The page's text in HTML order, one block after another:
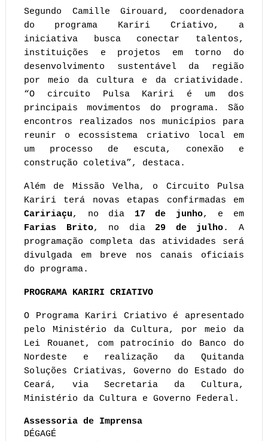
Segundo Camille Girouard, coordenadora
do programa Kariri Criativo, a
iniciativa busca conectar talentos,
instituições e projetos em torno do
desenvolvimento sustentável da região
por meio da cultura e da criatividade.
“O circuito Pulsa Kariri é um dos
principais movimentos do programa. São
encontros realizados nos municípios para
reunir o ecossistema criativo local em
um processo de escuta, conexão e
construção coletiva”, destaca.
Além de Missão Velha, o Circuito Pulsa
Kariri terá novas etapas confirmadas em
Caririaçu, no dia 17 de junho
Farias Brito, no dia 29 de julho. A
programação completa das atividades será
divulgada em breve nos canais oficiais
do programa.
PROGRAMA KARIRI CRIATIVO
O Programa Kariri Criativo é apresentado
pelo Ministério da Cultura, por meio da
Lei Rouanet, com patrocínio do Banco do
Nordeste e realização da Quitanda
Soluções Criativas, Governo do Estado do
Ceará, via Secretaria da Cultura,
Ministério da Cultura e Governo Federal.
Assessoria de Imprensa
DÉGAGÉ